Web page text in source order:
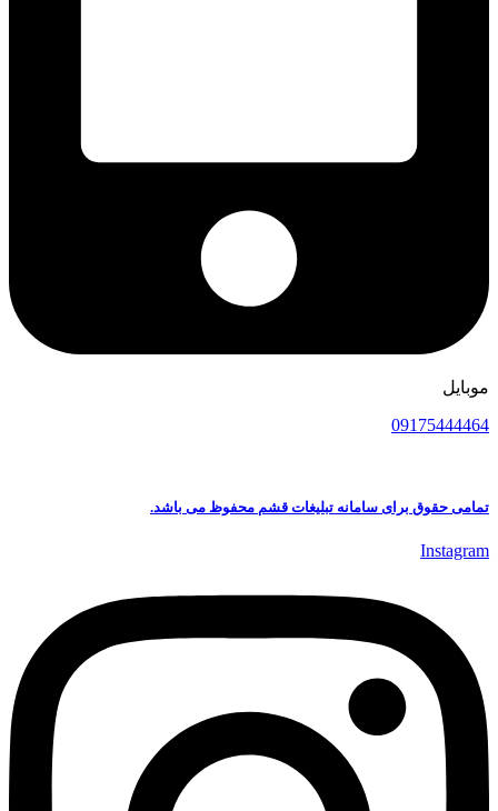
موبایل
09175444464
تمامی حقوق برای سامانه تبلیغات قشم محفوظ می باشد.
Instagram